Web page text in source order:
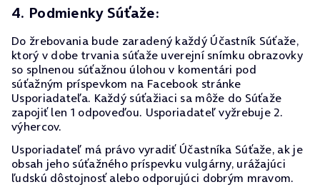
4. Podmienky Súťaže:
Do žrebovania bude zaradený každý Účastník Súťaže,
ktorý v dobe trvania súťaže uverejní snímku obrazovky
so splnenou súťažnou úlohou v komentári pod
súťažným príspevkom na Facebook stránke
Usporiadateľa. Každý súťažiaci sa môže do Súťaže
zapojiť len 1 odpoveďou. Usporiadateľ vyžrebuje 2.
výhercov.
Usporiadateľ má právo vyradiť Účastníka Súťaže, ak je
obsah jeho súťažného príspevku vulgárny, urážajúci
ľudskú dôstojnosť alebo odporujúci dobrým mravom.